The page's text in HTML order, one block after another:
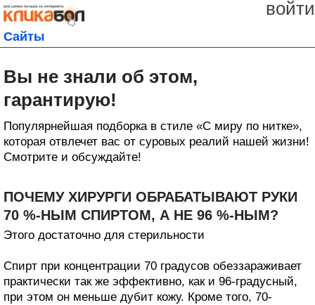
войти
Сайты
Вы не знали об этом,
гарантирую!
Популярнейшая подборка в стиле «С миру по нитке»,
которая отвлечет вас от суровых реалий нашей жизни!
Смотрите и обсуждайте!
ПОЧЕМУ ХИРУРГИ ОБРАБАТЫВАЮТ РУКИ
70 %-НЫМ СПИРТОМ, А НЕ 96 %-НЫМ?
Этого достаточно для стерильности
Спирт при концентрации 70 градусов обеззараживает
практически так же эффективно, как и 96-градусный,
при этом он меньше дубит кожу. Кроме того, 70-